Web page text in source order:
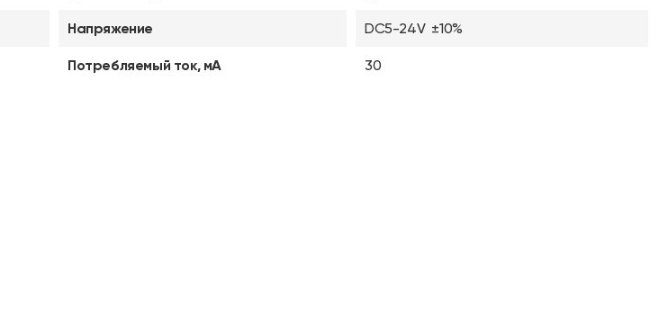
Напряжение DC5-24V ±10%
Потребляемый ток, мА 30